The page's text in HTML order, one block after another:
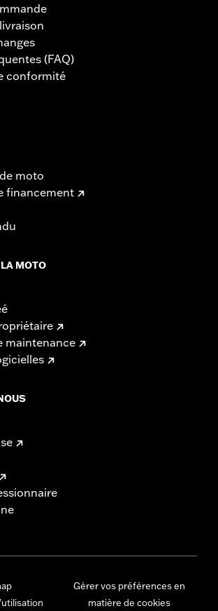
(FAQ)
conformité
moto
financement
MOTO
maintenance
Gérer vos préférences en
matière de cookies